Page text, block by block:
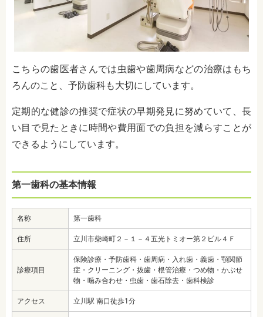
こちらの歯医者さんでは虫歯や歯周病などの治療はもち
ろんのこと、予防歯科も大切にしています。
定期的な健診の推奨で症状の早期発見に努めていて、長
い目で見たときに時間や費用面での負担を減らすことが
できるようにしています。
第一歯科の基本情報
名称 第一歯科
住所 立川市柴崎町２－１－４五光トミオー第２ビル４Ｆ
診療項目
保険診療・予防歯科・歯周病・入れ歯・義歯・顎関節
症・クリーニング・抜歯・根管治療・つめ物・かぶせ
物・噛み合わせ・虫歯・歯石除去・歯科検診
アクセス 立川駅 南口徒歩1分